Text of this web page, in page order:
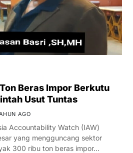
Beras Impor Berkutu
Usut Tuntas
AGO
Accountability Watch (IAW)
yang mengguncang sektor
300 ribu ton beras impor…